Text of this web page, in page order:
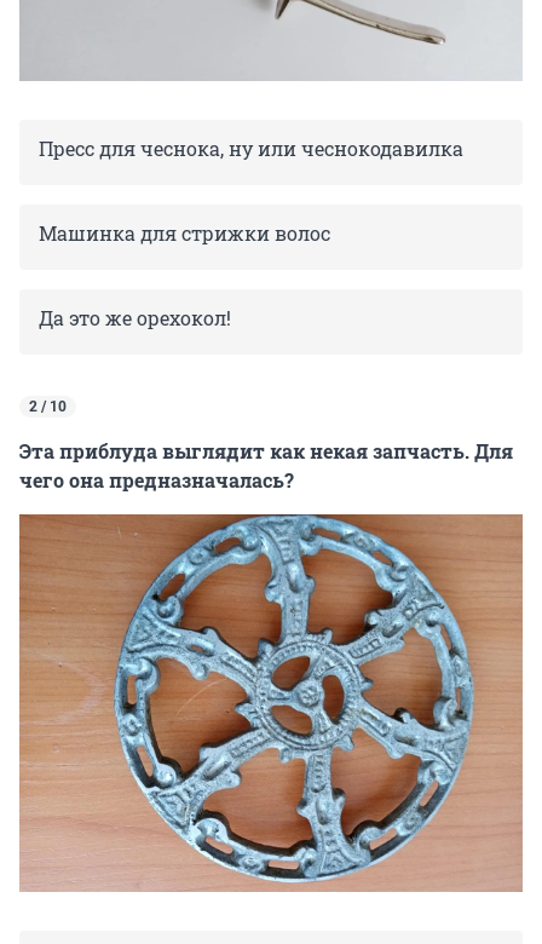
Пресс для чеснока, ну или чеснокодавилка
Машинка для стрижки волос
Да это же орехокол!
2 / 10
Эта приблуда выглядит как некая запчасть. Для
чего она предназначалась?